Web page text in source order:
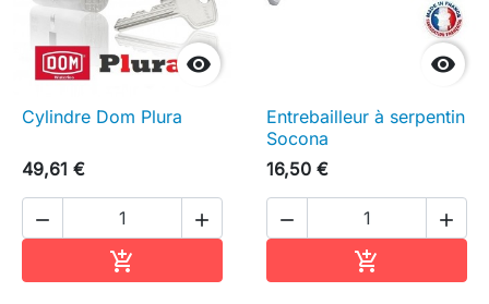

Cylindre Dom Plura
49,61 €
 


Entrebailleur à serpentin
Socona
16,50 €
 
